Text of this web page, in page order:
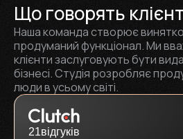
Що говорять
Наша команда створює
продуманий функціонал. Ми
клієнти заслуговують бути
бізнесі. Студія розробляє
люди в усьому світі.
21відгуків